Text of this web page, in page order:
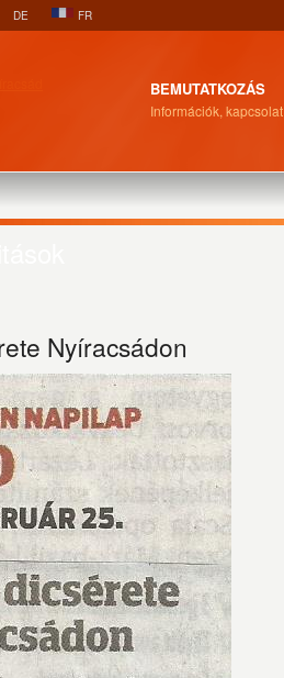
DE FR
BEMUTATKOZÁS
Információk, kapcsolat
Nyíracsádon